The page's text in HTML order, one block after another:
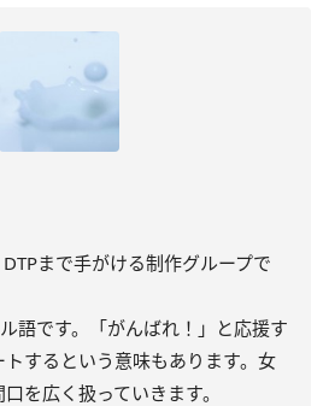
まで手がける制作グループで
語です。「がんばれ！」と応援す
するという意味もあります。女
を広く扱っていきます。